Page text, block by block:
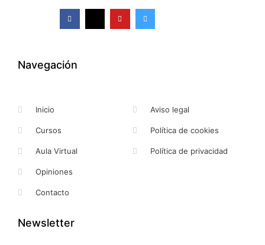
F
a
k
-
X
Y
o
I
n
Navegación
Inicio
Cursos
Aula Virtual
Opiniones
Contacto
Aviso legal
Política de cookies
Política de privacidad
Newsletter